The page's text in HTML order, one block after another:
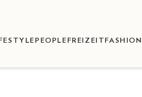
PEOPLE FREIZEIT FASHION